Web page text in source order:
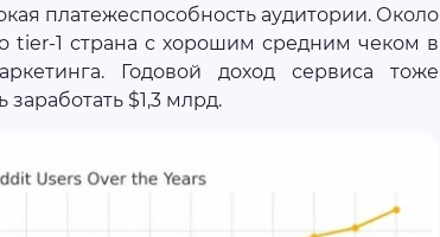
платежеспособность аудитории. Около
tier-1 страна с хорошим средним чеком в
Годовой доход сервиса тоже
$1,3 млрд.